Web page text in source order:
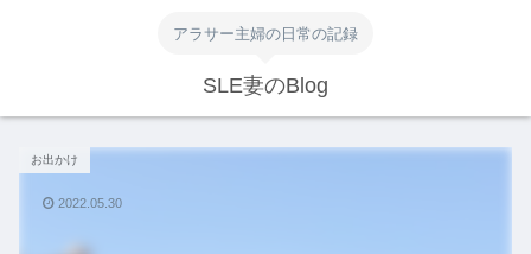
アラサー主婦の日常の記録
SLE妻のBlog
お出かけ
2022.05.30